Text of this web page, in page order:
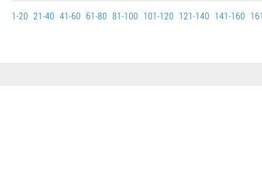
1-20 21-40 41-60 61-80 81-100 101-120 121-140 141-160